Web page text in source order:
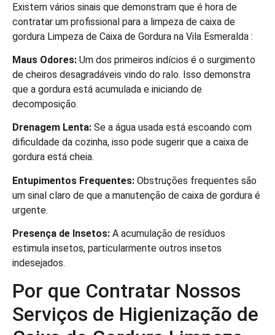
Existem vários sinais que demonstram que é hora de
contratar um profissional para a limpeza de caixa de
gordura Limpeza de Caixa de Gordura na Vila Esmeralda :
Maus Odores: Um dos primeiros indícios é o surgimento
de cheiros desagradáveis vindo do ralo. Isso demonstra
que a gordura está acumulada e iniciando de
decomposição.
Drenagem Lenta: Se a água usada está escoando com
dificuldade da cozinha, isso pode sugerir que a caixa de
gordura está cheia.
Entupimentos Frequentes: Obstruções frequentes são
um sinal claro de que a manutenção de caixa de gordura é
urgente.
Presença de Insetos: A acumulação de resíduos
estimula insetos, particularmente outros insetos
indesejados.
Por que Contratar Nossos
Serviços de Higienização de